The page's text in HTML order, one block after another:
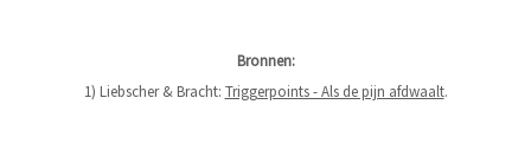
Bronnen:
1) Liebscher & Bracht: Triggerpoints - Als de pijn afdwaalt.